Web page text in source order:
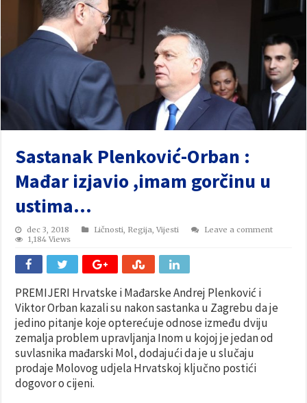
Sastanak Plenković-Orban :
Mađar izjavio ,imam gorčinu u
ustima…
dec 3, 2018 Ličnosti, Regija,Vijesti
Leave a comment
1,184 Views
PREMIJERI Hrvatske i Mađarske Andrej Plenković i
Viktor Orban kazali su nakon sastanka u Zagrebu da je
jedino pitanje koje opterećuje odnose između dviju
zemalja problem upravljanja Inom u kojoj je jedan od
suvlasnika mađarski Mol, dodajući da je u slučaju
prodaje Molovog udjela Hrvatskoj ključno postići
dogovor o cijeni.